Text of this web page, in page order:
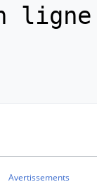
Avertissements